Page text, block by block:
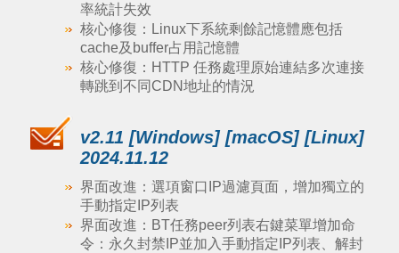
率統計失效
核心修復：Linux下系統剩餘記憶體應包括
cache及buffer占用記憶體
核心修復：HTTP 任務處理原始連結多次連接
轉跳到不同CDN地址的情況
v2.11 [Windows] [macOS] [Linux]
2024.11.12
界面改進：選項窗口IP過濾頁面，增加獨立的
手動指定IP列表
界面改進：BT任務peer列表右鍵菜單增加命
令：永久封禁IP並加入手動指定IP列表、解封